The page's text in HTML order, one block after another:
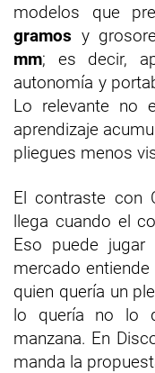
modelos que
gramos y
mm; es decir,
autonomía y
Lo relevante no
aprendizaje
pliegues menos
El contraste con
llega cuando el
Eso puede
mercado
quien quería un
lo quería no lo
manzana. En
manda la